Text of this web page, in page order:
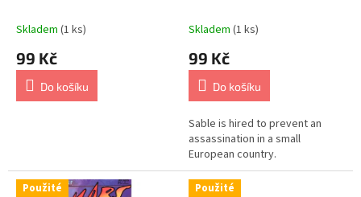
Skladem (1 ks)
99 Kč
Do košíku
Skladem (1 ks)
99 Kč
Do košíku
Sable is hired to prevent an
assassination in a small
European country.
Použité Použité